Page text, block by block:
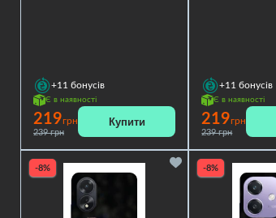
+11 бонусів
Є в наявності
219грн
239 грн
Купити
+11 бонусів
Є в наявності
219грн
239 грн
-8% -8%